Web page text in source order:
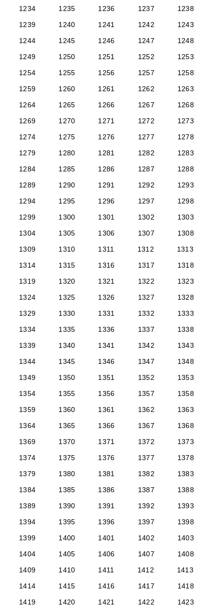
1234
1235 1236 1237
1238
1239
1240 1241 1242
1243
1244
1245 1246 1247
1248
1249
1250 1251 1252
1253
1254
1255 1256 1257
1258
1259
1260 1261 1262
1263
1264
1265 1266 1267
1268
1269
1270 1271 1272
1273
1274
1275 1276 1277
1278
1279
1280 1281 1282
1283
1284
1285 1286 1287
1288
1289
1290 1291 1292
1293
1294
1295 1296 1297
1298
1299
1300 1301 1302
1303
1304
1305 1306 1307
1308
1309
1310 1311 1312
1313
1314
1315 1316 1317
1318
1319
1320 1321 1322
1323
1324
1325 1326 1327
1328
1329
1330 1331 1332
1333
1334
1335 1336 1337
1338
1339
1340 1341 1342
1343
1344
1345 1346 1347
1348
1349
1350 1351 1352
1353
1354
1355 1356 1357
1358
1359
1360 1361 1362
1363
1364
1365 1366 1367
1368
1369
1370 1371 1372
1373
1374
1375 1376 1377
1378
1379
1380 1381 1382
1383
1384
1385 1386 1387
1388
1389
1390 1391 1392
1393
1394
1395 1396 1397
1398
1399
1400 1401 1402
1403
1404
1405 1406 1407
1408
1409
1410 1411 1412
1413
1414
1415 1416 1417
1418
1419
1420 1421 1422 1423